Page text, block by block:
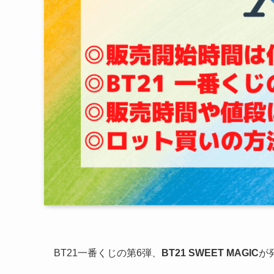
BT21一番くじの第6弾、 BT21 SWEET MAGICが